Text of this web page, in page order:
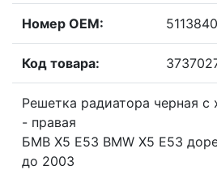
Номер OEM:
Код товара:
Решетка радиатора черная
- правая
БМВ Х5 Е53 BMW X5 E53
до 2003